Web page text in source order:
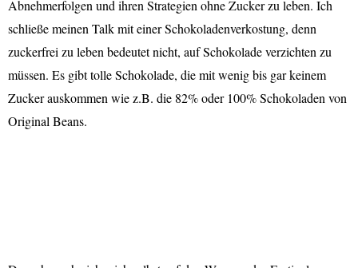
Abnehmerfolgen und ihren Strategien ohne Zucker zu leben. Ich
schließe meinen Talk mit einer Schokoladenverkostung, denn
zuckerfrei zu leben bedeutet nicht, auf Schokolade verzichten zu
müssen. Es gibt tolle Schokolade, die mit wenig bis gar keinem
Zucker auskommen wie z.B. die 82% oder 100% Schokoladen von
Original Beans.